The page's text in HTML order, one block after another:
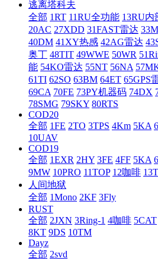
逃离塔科夫
全部 1RT 11RU全功能 13RU内
20AC 27XDD 31FAST雷达
40DM 41XY热感 42AG雷达
奥丁 48TIT 49WWE 50WR
能 54KO雷达 55NT 56NA
61TI 62SO 63BM 64ET 65GPS
69CA 70FE 73PY机器码 74DX
78SMG 79SKY 80RTS
COD20
全部 1FE 2TO 3TPS 4Km 5KA
10UAV
COD19
全部 1EXR 2HY 3FE 4FF 5KA
9MW 10PRO 11TOP 12咖啡
人间地狱
全部 1Mono 2KF 3Fly
RUST
全部 2JXN 3Ring-1 4咖啡 5CAT
8KT 9DS 10TM
Dayz
全部 2svd